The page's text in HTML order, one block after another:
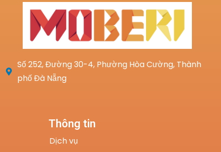
Số 252, Đường 30-4, Phường Hòa Cường, Thành
phố Đà Nẵng
Thông tin
Dịch vụ